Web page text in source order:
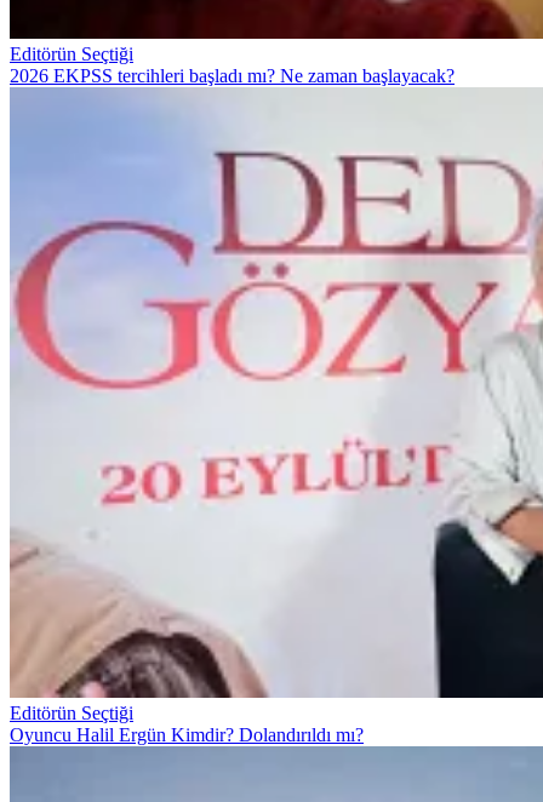
Editörün Seçtiği
2026 EKPSS tercihleri başladı mı? Ne zaman başlayacak?
Editörün Seçtiği
Oyuncu Halil Ergün Kimdir? Dolandırıldı mı?